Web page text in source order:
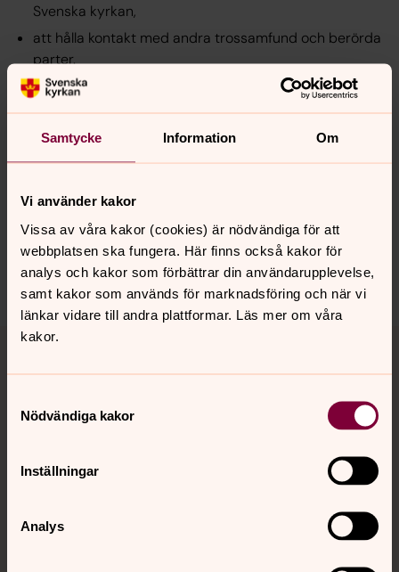
Samtycke Information Om
Vi använder kakor
Vissa av våra kakor (cookies) är nödvändiga för att
webbplatsen ska fungera. Här finns också kakor för
analys och kakor som förbättrar din användarupplevelse,
samt kakor som används för marknadsföring och när vi
länkar vidare till andra plattformar. Läs mer om våra
kakor.
Nödvändiga kakor
Inställningar
Analys
Svenska kyrkan,
att hålla kontakt med andra trossamfund och berörda
parter.
Senast ändrad 17 juni 2026
Synpunkter eller frågor på sidans
Dela
Tillbaka till toppen
Tillbaka till innehållet
Kontakt